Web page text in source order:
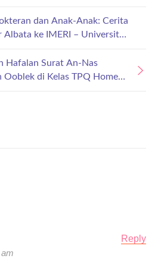
Hafalan Surat An-Nas
Ooblek di Kelas TPQ Home
dan Anak-Anak: Cerita
Albata ke IMERI – Universitas
Reply